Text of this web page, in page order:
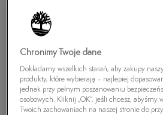
Chronimy Twoje dane
Dokładamy wszelkich starań, aby zakupy
produkty, które wybierają – najlepiej
jednak przy pełnym poszanowaniu
osobowych. Kliknij „OK”, jeśli chcesz, abyśmy
Twoich zachowaniach na naszej stronie do